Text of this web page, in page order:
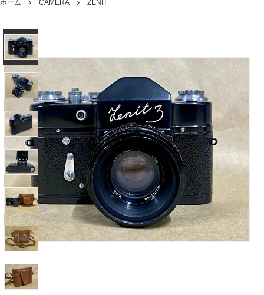
ホーム CAMERA ZENIT